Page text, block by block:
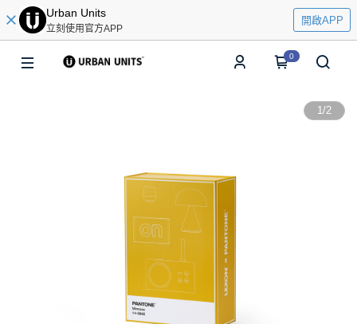
Urban Units
立刻使用官方APP
開啟APP
0
1/2